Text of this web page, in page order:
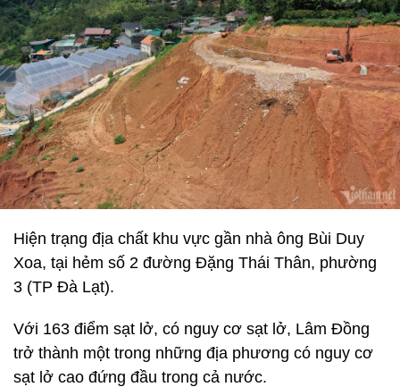
Hiện trạng địa chất khu vực gần nhà ông Bùi Duy
Xoa, tại hẻm số 2 đường Đặng Thái Thân, phường
3 (TP Đà Lạt).
Với 163 điểm sạt lở, có nguy cơ sạt lở, Lâm Đồng
trở thành một trong những địa phương có nguy cơ
sạt lở cao đứng đầu trong cả nước.